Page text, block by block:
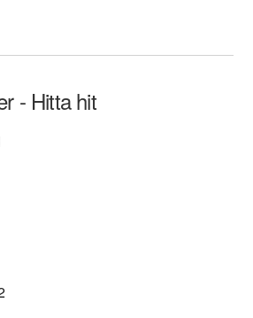
- Hitta hit